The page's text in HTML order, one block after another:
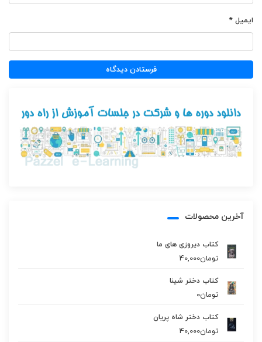
ایمیل *
آخرین محصولات
کتاب دیروزی های ما
تومان40,000
کتاب دختر شینا
تومان0
کتاب دختر شاه پریان
تومان40,000